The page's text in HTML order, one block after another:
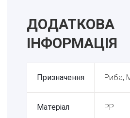
ДОДАТКОВА
ІНФОРМАЦІЯ
Призначення Риба,
Матеріал PP